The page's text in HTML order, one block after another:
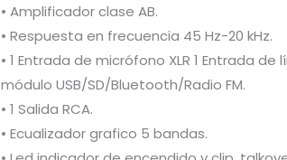
• Amplificador clase AB.
• Respuesta en frecuencia 45 Hz-20 kHz.
• 1 Entrada de micrófono XLR 1 Entrada de
módulo USB/SD/Bluetooth/Radio FM.
• 1 Salida RCA.
• Ecualizador grafico 5 bandas.